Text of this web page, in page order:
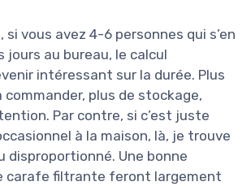
si vous avez 4-6 personnes qui s’en
jours au bureau, le calcul
intéressant sur la durée. Plus
commander, plus de stockage,
Par contre, si c’est juste
à la maison, là, je trouve
disproportionné. Une bonne
carafe filtrante feront largement